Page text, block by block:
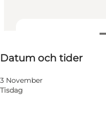
Datum och tider
3 November
Tisdag
Besök webbplats